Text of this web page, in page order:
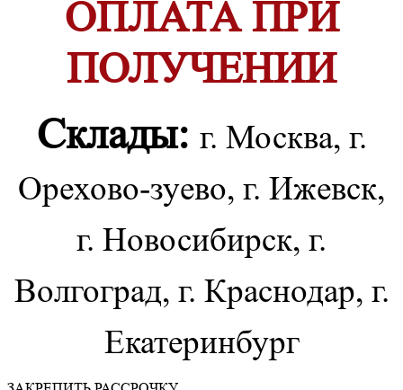
ОПЛАТА ПРИ
ПОЛУЧЕНИИ
Склады: г. Москва, г.
Орехово-зуево, г. Ижевск,
г. Новосибирск, г.
Волгоград, г. Краснодар, г.
Екатеринбург